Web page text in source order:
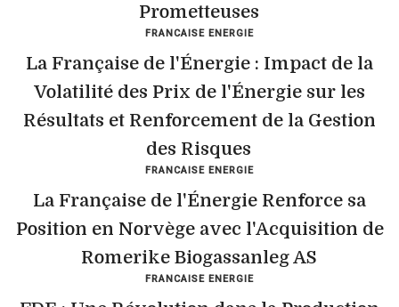
Prometteuses
FRANCAISE ENERGIE
La Française de l'Énergie : Impact de la
Volatilité des Prix de l'Énergie sur les
Résultats et Renforcement de la Gestion
des Risques
FRANCAISE ENERGIE
La Française de l'Énergie Renforce sa
Position en Norvège avec l'Acquisition de
Romerike Biogassanleg AS
FRANCAISE ENERGIE